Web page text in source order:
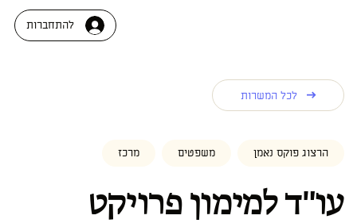
להתחברות
לכל המשרות
עו"ד למימון פרויקט
הרצוג פוקס נאמן משפטים מרכז